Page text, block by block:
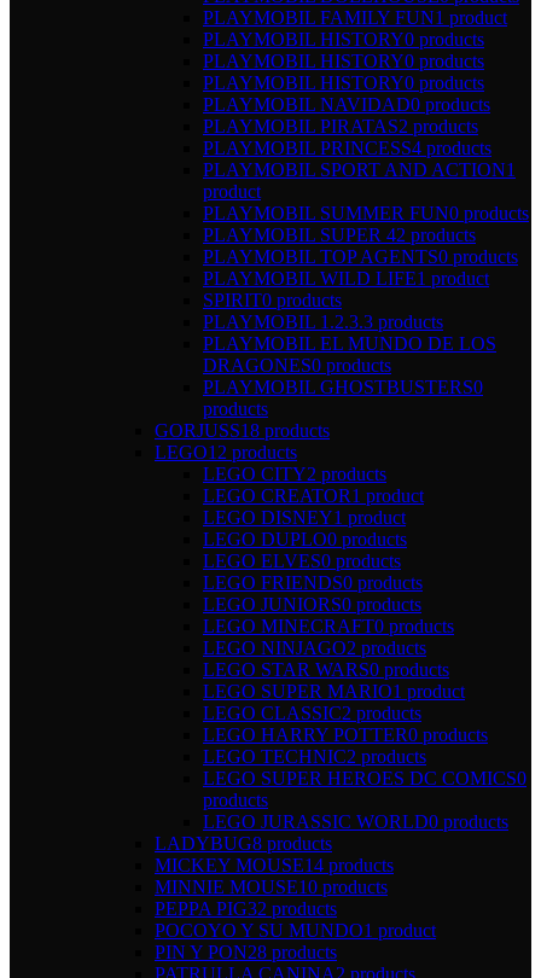
PLAYMOBIL FAMILY FUN1 product
PLAYMOBIL HISTORY0 products
PLAYMOBIL HISTORY0 products
PLAYMOBIL HISTORY0 products
PLAYMOBIL NAVIDAD0 products
PLAYMOBIL PIRATAS2 products
PLAYMOBIL PRINCESS4 products
PLAYMOBIL SPORT AND ACTION1
product
PLAYMOBIL SUMMER FUN0 products
PLAYMOBIL SUPER 42 products
PLAYMOBIL TOP AGENTS0 products
PLAYMOBIL WILD LIFE1 product
SPIRIT0 products
PLAYMOBIL 1.2.3.3 products
PLAYMOBIL EL MUNDO DE LOS
DRAGONES0 products
PLAYMOBIL GHOSTBUSTERS0
products
GORJUSS18 products
LEGO12 products
LEGO CITY2 products
LEGO CREATOR1 product
LEGO DISNEY1 product
LEGO DUPLO0 products
LEGO ELVES0 products
LEGO FRIENDS0 products
LEGO JUNIORS0 products
LEGO MINECRAFT0 products
LEGO NINJAGO2 products
LEGO STAR WARS0 products
LEGO SUPER MARIO1 product
LEGO CLASSIC2 products
LEGO HARRY POTTER0 products
LEGO TECHNIC2 products
LEGO SUPER HEROES DC COMICS0
products
LEGO JURASSIC WORLD0 products
LADYBUG8 products
MICKEY MOUSE14 products
MINNIE MOUSE10 products
PEPPA PIG32 products
POCOYO Y SU MUNDO1 product
PIN Y PON28 products
PATRULLA CANINA2 products